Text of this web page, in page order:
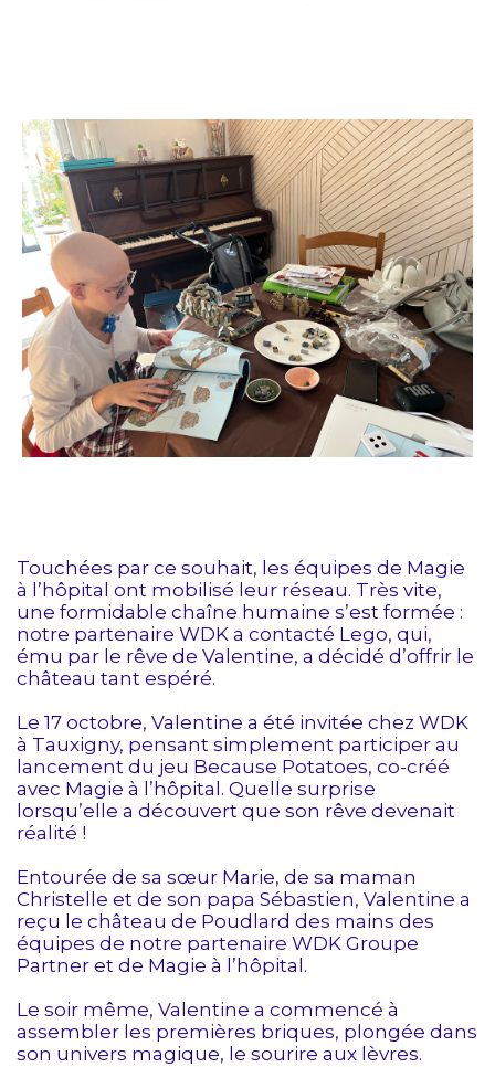
Touchées par ce souhait, les équipes de Magie
à l’hôpital ont mobilisé leur réseau. Très vite,
une formidable chaîne humaine s’est formée :
notre partenaire WDK a contacté Lego, qui,
ému par le rêve de Valentine, a décidé d’offrir le
château tant espéré.
Le 17 octobre, Valentine a été invitée chez WDK
à Tauxigny, pensant simplement participer au
lancement du jeu Because Potatoes, co-créé
avec Magie à l’hôpital. Quelle surprise
lorsqu’elle a découvert que son rêve devenait
réalité !
Entourée de sa sœur Marie, de sa maman
Christelle et de son papa Sébastien, Valentine a
reçu le château de Poudlard des mains des
équipes de notre partenaire WDK Groupe
Partner et de Magie à l’hôpital.
Le soir même, Valentine a commencé à
assembler les premières briques, plongée dans
son univers magique, le sourire aux lèvres.